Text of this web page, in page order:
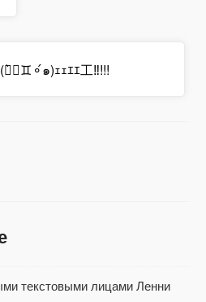
๑̀⚬♊⚬́๑)ｪｪｴｴ工‼!!!
текстовыми лицами Ленни